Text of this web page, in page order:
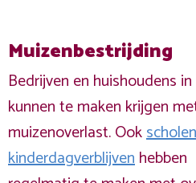
Muizenbestrijding
Bedrijven en huishoudens
kunnen te maken krijgen
muizenoverlast. Ook
kinderdagverblijvenhebben